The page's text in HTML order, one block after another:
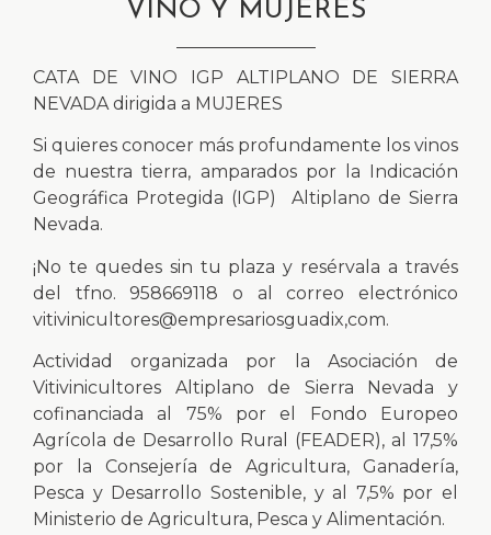
VINO Y MUJERES
CATA DE VINO IGP ALTIPLANO DE SIERRA
NEVADA dirigida a MUJERES
Si quieres conocer más profundamente los vinos
de nuestra tierra, amparados por la Indicación
Geográfica Protegida (IGP) Altiplano de Sierra
Nevada.
¡No te quedes sin tu plaza y resérvala a través
del tfno. 958669118 o al correo electrónico
vitivinicultores@empresariosguadix,com.
Actividad organizada por la Asociación de
Vitivinicultores Altiplano de Sierra Nevada y
cofinanciada al 75% por el Fondo Europeo
Agrícola de Desarrollo Rural (FEADER), al 17,5%
por la Consejería de Agricultura, Ganadería,
Pesca y Desarrollo Sostenible, y al 7,5% por el
Ministerio de Agricultura, Pesca y Alimentación.